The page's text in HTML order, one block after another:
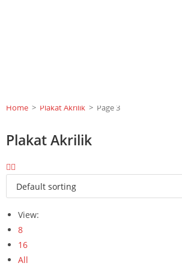
Home > Plakat Akrilik > Page 3
Plakat Akrilik
View:
8
16
All